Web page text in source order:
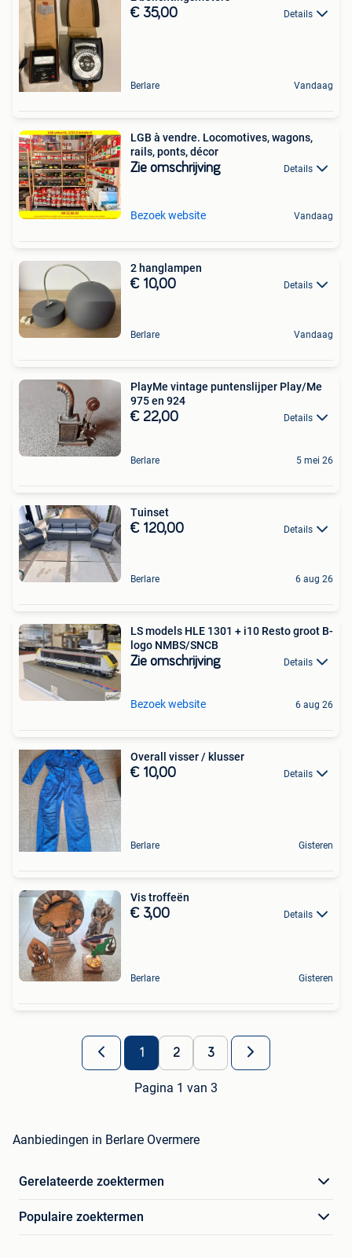
€ 35,00 Details
Berlare Vandaag
LGB à vendre. Locomotives, wagons,
rails, ponts, décor
Zie omschrijving Details
Bezoek website Vandaag
2 hanglampen
€ 10,00 Details
Berlare Vandaag
PlayMe vintage puntenslijper Play/Me
975 en 924
€ 22,00 Details
Berlare 5 mei 26
Tuinset
€ 120,00 Details
Berlare 6 aug 26
LS models HLE 1301 + i10 Resto groot B-
logo NMBS/SNCB
Zie omschrijving Details
Bezoek website 6 aug 26
Overall visser / klusser
€ 10,00 Details
Berlare Gisteren
Vis troffeën
€ 3,00 Details
Berlare Gisteren
1 2 3
Pagina 1 van 3
Aanbiedingen in Berlare Overmere
Gerelateerde zoektermen
Populaire zoektermen